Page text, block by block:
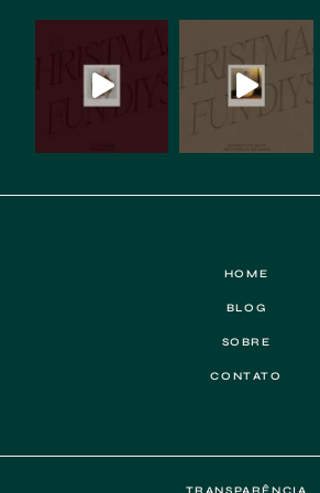
HOME
BLOG
SOBRE
CONTATO